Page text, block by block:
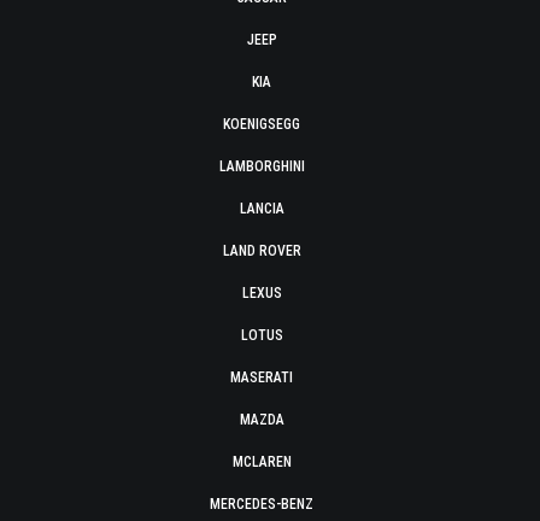
JEEP
KIA
KOENIGSEGG
LAMBORGHINI
LANCIA
LAND ROVER
LEXUS
LOTUS
MASERATI
MAZDA
MCLAREN
MERCEDES-BENZ